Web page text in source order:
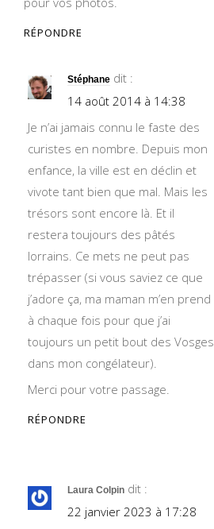
RÉPONDRE
Stéphane dit :
14 août 2014 à 14:38
Je n’ai jamais connu le faste des
curistes en nombre. Depuis mon
enfance, la ville est en déclin et
vivote tant bien que mal. Mais les
trésors sont encore là. Et il
restera toujours des pâtés
lorrains. Ce mets ne peut pas
trépasser (si vous saviez ce que
j’adore ça, ma maman m’en prend
à chaque fois pour que j’ai
toujours un petit bout des Vosges
dans mon congélateur).
Merci pour votre passage.
RÉPONDRE
Laura Colpin dit :
22 janvier 2023 à 17:28